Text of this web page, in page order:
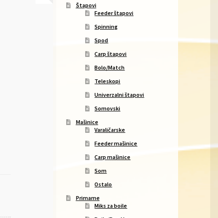
Štapovi
Feeder štapovi
Spinning
Spod
Carp štapovi
Bolo/Match
Teleskopi
Univerzalni štapovi
Somovski
Mašinice
Varaličarske
Feeder mašinice
Carp mašinice
Som
Ostalo
Primame
Miks za boile